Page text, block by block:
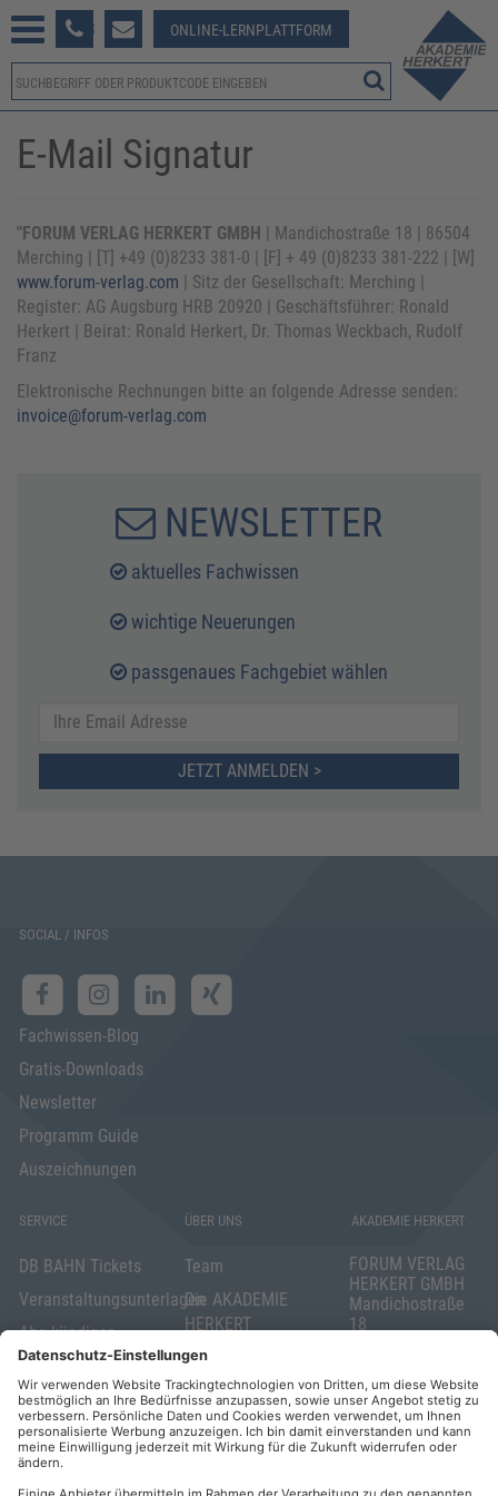
381-123 ONLINE-LERNPLATTFORM
E-Mail Signatur
"FORUM VERLAG HERKERT GMBH | Mandichostraße 18 | 86504
Merching | [T] +49 (0)8233 381-0 | [F] + 49 (0)8233 381-222 | [W]
www.forum-verlag.com | Sitz der Gesellschaft: Merching |
Register: AG Augsburg HRB 20920 | Geschäftsführer: Ronald
Herkert | Beirat: Ronald Herkert, Dr. Thomas Weckbach, Rudolf
Franz
Elektronische Rechnungen bitte an folgende Adresse senden:
invoice@forum-verlag.com
NEWSLETTER
aktuelles Fachwissen
wichtige Neuerungen
passgenaues Fachgebiet wählen
JETZT ANMELDEN >
SOCIAL / INFOS
Fachwissen-Blog
Gratis-Downloads
Newsletter
Programm Guide
Auszeichnungen
SERVICE
DB BAHN Tickets
Veranstaltungsunterlagen
Abo kündigen
Widerrufsrecht
für Verbraucher
Elektronischer
Geschäftsverkehr
ÜBER UNS
Team
Die AKADEMIE
HERKERT
FORUM VERLAG
HERKERT
Kontakt
AKADEMIE HERKERT
FORUM VERLAG
HERKERT GMBH
Mandichostraße
18
Telefon: +49
(0)8233 381-123
Telefax: +49
(0)8233 381-222
E-Mail: